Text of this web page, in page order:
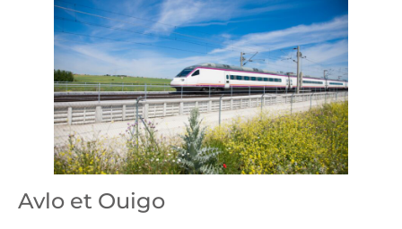
Avlo et Ouigo